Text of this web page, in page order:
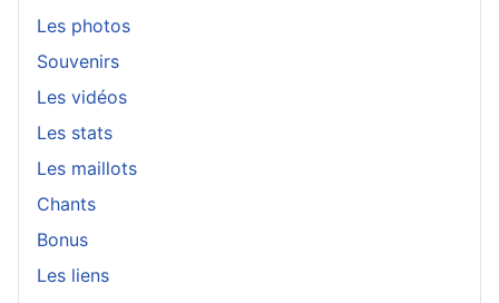
Les photos
Souvenirs
Les vidéos
Les stats
Les maillots
Chants
Bonus
Les liens